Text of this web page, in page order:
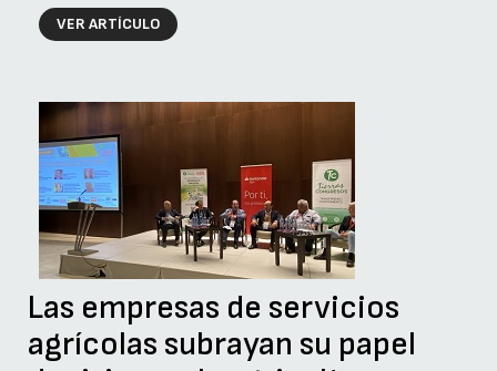
VER ARTÍCULO
Las empresas de servicios
agrícolas subrayan su papel